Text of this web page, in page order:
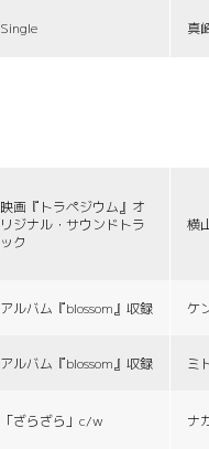
Single 真
映画『トラペジウム』オ
リジナル・サウンドトラ
ック
横
アルバム『blossom』収録 ケ
アルバム『blossom』収録 ミ
「ざらざら」c/w ナ